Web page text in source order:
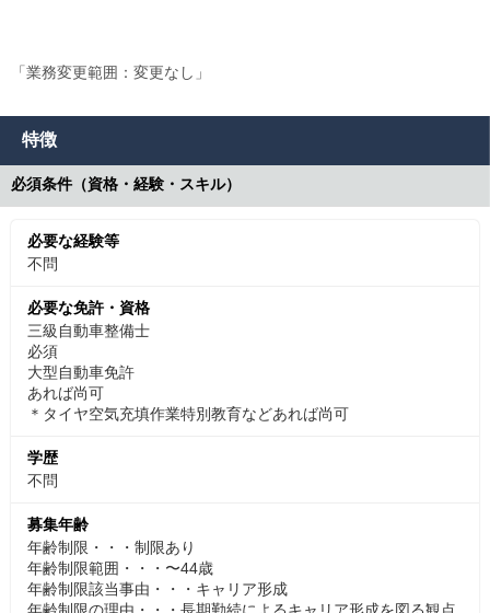
「業務変更範囲：変更なし」
特徴
必須条件（資格・経験・スキル）
必要な経験等
不問
必要な免許・資格
三級自動車整備士
必須
大型自動車免許
あれば尚可
＊タイヤ空気充填作業特別教育などあれば尚可
学歴
不問
募集年齢
年齢制限・・・制限あり
年齢制限範囲・・・〜44歳
年齢制限該当事由・・・キャリア形成
年齢制限の理由・・・長期勤続によるキャリア形成を図る観点